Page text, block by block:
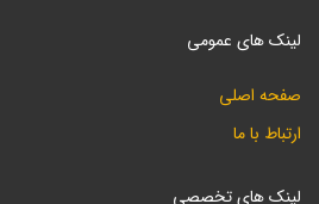
لینک های عمومی
صفحه اصلی
ارتباط با ما
لینک های تخصصی